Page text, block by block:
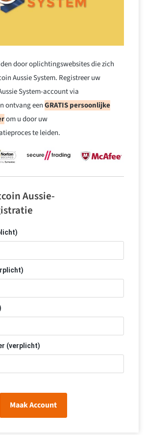
door oplichtingswebsites die zich
Aussie System. Registreer uw
System-account via
ontvang eenGRATIS persoonlijke
om u door uw
te leiden.
Aussie-
(verplicht)
Maak Account